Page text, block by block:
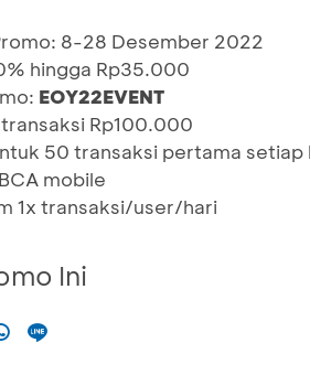
8-28 Desember 2022
hingga Rp35.000
EOY22EVENT
Rp100.000
50 transaksi pertama
mobile
1x transaksi/user/hari
Ini